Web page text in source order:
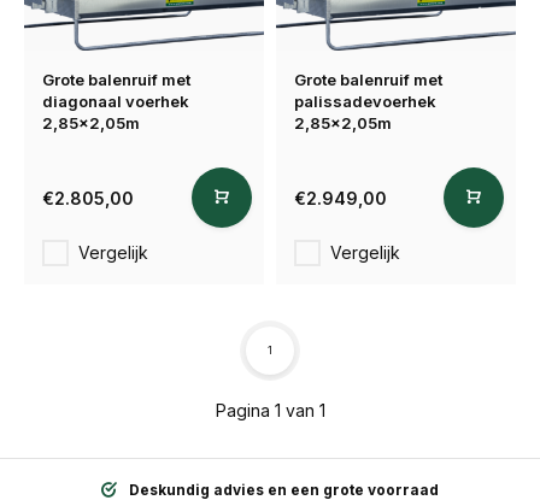
Grote balenruif met
diagonaal voerhek
2,85x2,05m
€2.805,00
Vergelijk
Grote balenruif met
palissadevoerhek
2,85x2,05m
€2.949,00
Vergelijk
Pagina 1 van 1
1
Deskundig advies en een grote voorraad